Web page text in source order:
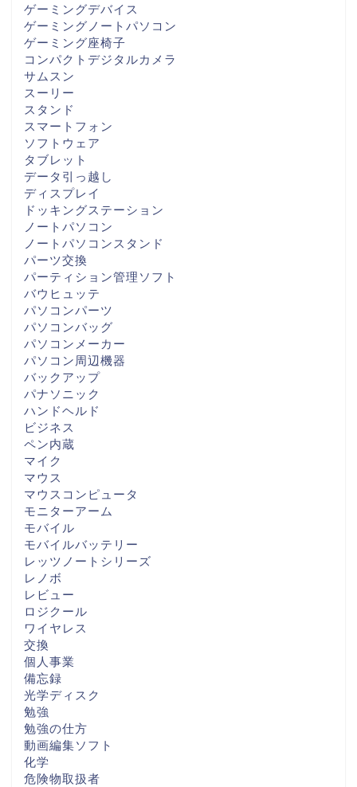
ゲーミングデバイス
ゲーミングノートパソコン
ゲーミング座椅子
コンパクトデジタルカメラ
サムスン
スーリー
スタンド
スマートフォン
ソフトウェア
タブレット
データ引っ越し
ディスプレイ
ドッキングステーション
ノートパソコン
ノートパソコンスタンド
パーツ交換
パーティション管理ソフト
バウヒュッテ
パソコンパーツ
パソコンバッグ
パソコンメーカー
パソコン周辺機器
バックアップ
パナソニック
ハンドヘルド
ビジネス
ペン内蔵
マイク
マウス
マウスコンピュータ
モニターアーム
モバイル
モバイルバッテリー
レッツノートシリーズ
レノボ
レビュー
ロジクール
ワイヤレス
交換
個人事業
備忘録
光学ディスク
勉強
勉強の仕方
動画編集ソフト
化学
危険物取扱者